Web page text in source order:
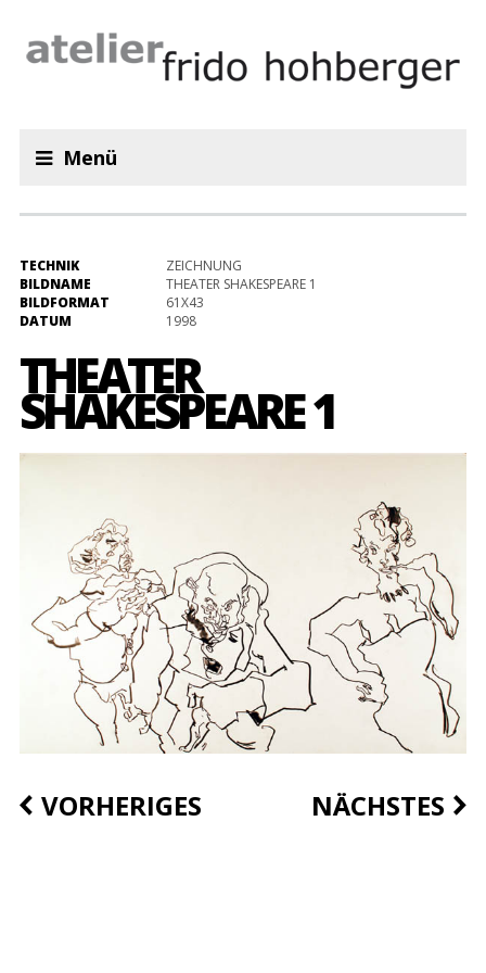
Menü
TECHNIK
ZEICHNUNG
BILDNAME
THEATER SHAKESPEARE 1
BILDFORMAT
61X43
DATUM
1998
THEATER
SHAKESPEARE 1
VORHERIGES NÄCHSTES